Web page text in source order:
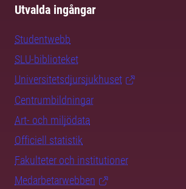
Utvalda ingångar
Studentwebb
SLU-biblioteket
Universitetsdjursjukhuset
Centrumbildningar
Art- och miljödata
Officiell statistik
Fakulteter och institutioner
Medarbetarwebben